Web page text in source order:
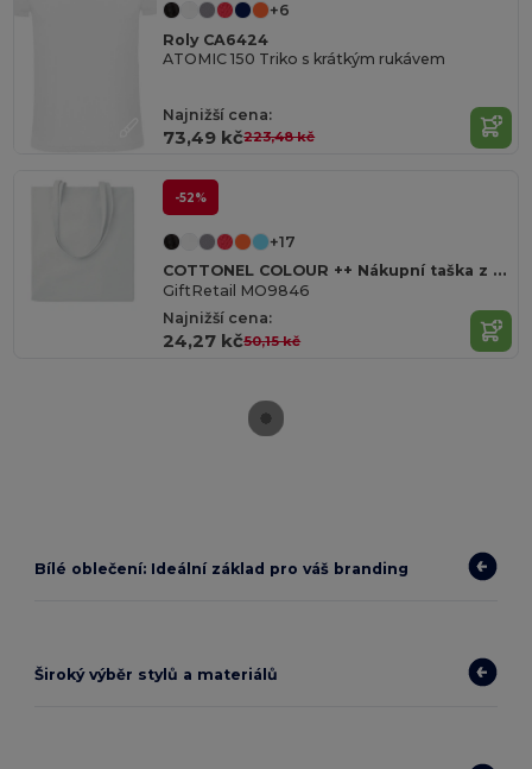
+6
Roly CA6424
ATOMIC 150 Triko s krátkým rukávem
Najnižší cena:
73,49 kč223,48 kč
-52%
+17
COTTONEL COLOUR ++ Nákupní taška z bavlny 180g
GiftRetail MO9846
Najnižší cena:
24,27 kč50,15 kč
Bílé oblečení: Ideální základ pro váš branding
Široký výběr stylů a materiálů